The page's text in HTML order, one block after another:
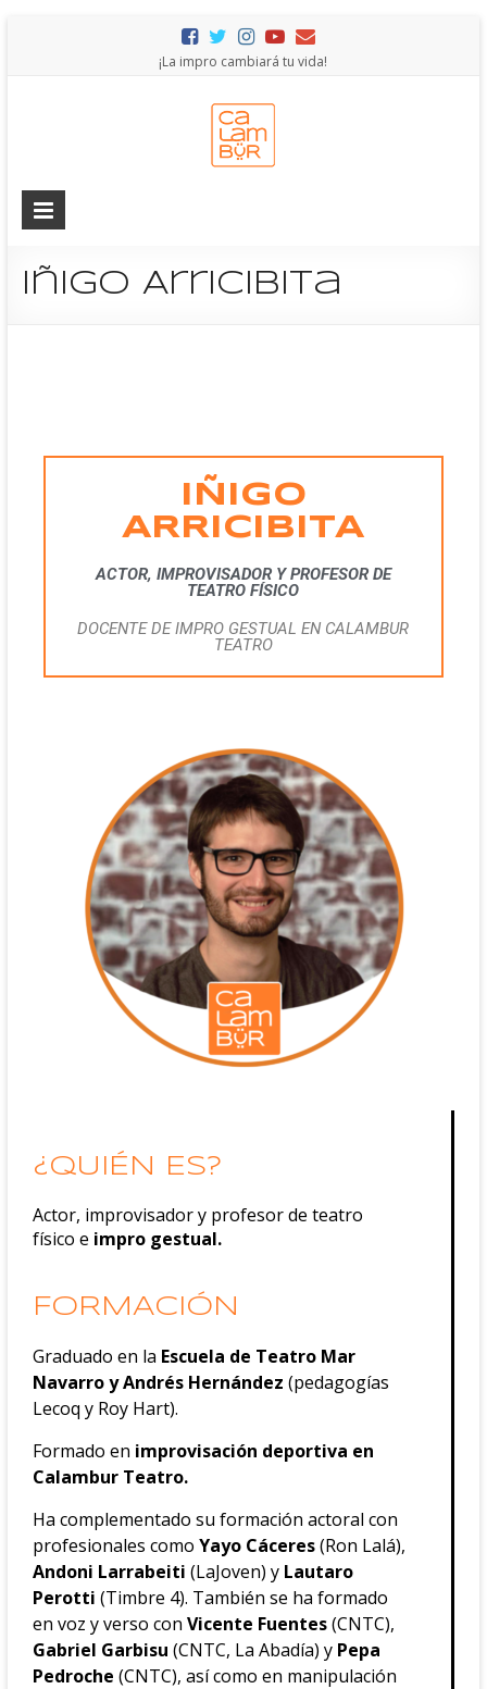
¡La impro cambiará tu vida!
Iñigo Arricibita
IÑIGO
ARRICIBITA
ACTOR, IMPROVISADOR Y PROFESOR DE
TEATRO FÍSICO
DOCENTE DE IMPRO GESTUAL EN CALAMBUR
TEATRO
¿QUIÉN ES?
Actor, improvisador y profesor de teatro
físico e impro gestual.
FORMACIÓN
Graduado en la Escuela de Teatro Mar
Navarro y Andrés Hernández (pedagogías
Lecoq y Roy Hart).
Formado en improvisación deportiva en
Calambur Teatro.
Ha complementado su formación actoral con
profesionales como Yayo Cáceres(Ron Lalá),
Andoni Larrabeiti (LaJoven) y Lautaro
Perotti (Timbre 4). También se ha formado
en voz y verso con Vicente Fuentes(CNTC),
Gabriel Garbisu (CNTC, La Abadía) y Pepa
Pedroche (CNTC), así como en manipulación